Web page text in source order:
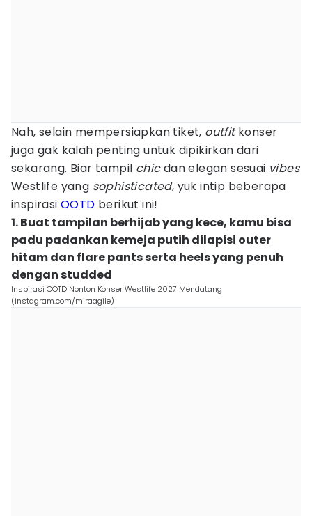
Nah, selain mempersiapkan tiket, outfitkonser
juga gak kalah penting untuk dipikirkan dari
sekarang. Biar tampil chicdan elegan sesuai vibes
Westlife yang sophisticated, yuk intip beberapa
inspirasiOOTD berikut ini!
1. Buat tampilan berhijab yang kece, kamu bisa
padu padankan kemeja putih dilapisi outer
hitam dan flare pants serta heels yang penuh
dengan studded
Inspirasi OOTD Nonton Konser Westlife 2027 Mendatang
(instagram.com/miraagile)